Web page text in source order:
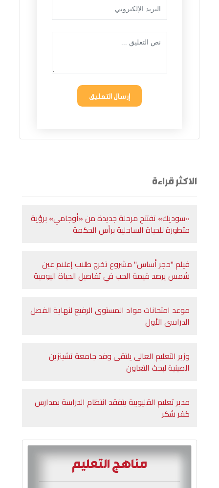
إرسال التعليق
الاكثر قراءة
«سوديك» تفتتح مرحلة جديدة من «أوجامي» برؤية
متطورة للحياة الساحلية برأس الحكمة
فيلم "حجر أساس" مشروع تخرج طلاب إعلام عين
شمس يرصد قيمة الحب في تفاصيل الحياة اليومية
موعد امتحانات مواد المستوى الرفيع لنهاية الفصل
الدراسى الأول
وزير التعليم العالى يلتقى وفد جامعة تشينزين
الصينية لبحث التعاون
مدير تعليم القليوبية يتفقد انتظام الدراسة بمدارس
كفر شكر
مناهج التعليم